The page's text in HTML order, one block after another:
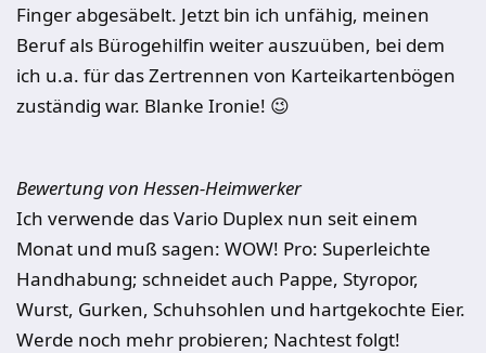
Finger abgesäbelt. Jetzt bin ich unfähig, meinen
Beruf als Bürogehilfin weiter auszuüben, bei dem
ich u.a. für das Zertrennen von Karteikartenbögen
zuständig war. Blanke Ironie! 😉
Bewertung von Hessen-Heimwerker
Ich verwende das Vario Duplex nun seit einem
Monat und muß sagen: WOW! Pro: Superleichte
Handhabung; schneidet auch Pappe, Styropor,
Wurst, Gurken, Schuhsohlen und hartgekochte Eier.
Werde noch mehr probieren; Nachtest folgt!